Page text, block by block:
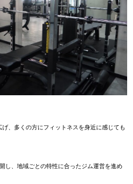
、多くの方にフィットネスを身近に感じても
し、地域ごとの特性に合ったジム運営を進め